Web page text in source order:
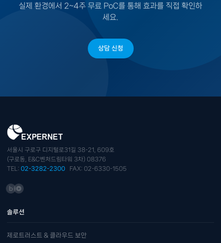
실제 환경에서 2~4주 무료 PoC를 통해 효과를 직접 확인하
세요.
상담 신청
서울시 구로구 디지털로31길 38-21, 609호
(구로동, E&C벤처드림타워 3차) 08376
TEL: 02-3282-2300 FAX: 02-6330-1505
솔루션
제로트러스트 & 클라우드 보안